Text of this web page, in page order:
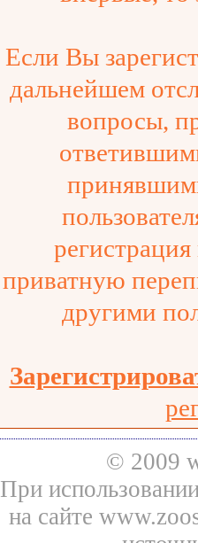
Если Вы
дальнейшем
вопросы,
приватную
другими
© 2009
При
на сайте